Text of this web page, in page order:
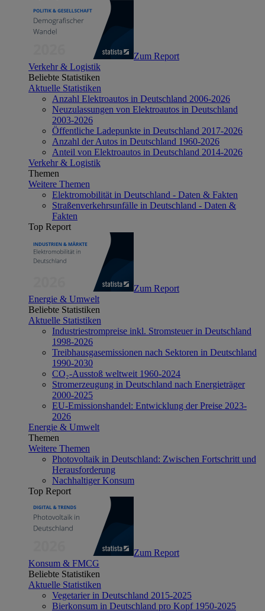
Zum Report
Verkehr & Logistik
Beliebte Statistiken
Aktuelle Statistiken
Anzahl Elektroautos in Deutschland 2006-2026
Neuzulassungen von Elektroautos in Deutschland
2003-2026
Öffentliche Ladepunkte in Deutschland 2017-2026
Anzahl der Autos in Deutschland 1960-2026
Anteil von Elektroautos in Deutschland 2014-2026
Verkehr & Logistik
Themen
Weitere Themen
Elektromobilität in Deutschland - Daten & Fakten
Straßenverkehrsunfälle in Deutschland - Daten &
Fakten
Top Report
Zum Report
Energie & Umwelt
Beliebte Statistiken
Aktuelle Statistiken
Industriestrompreise inkl. Stromsteuer in Deutschland
1998-2026
Treibhausgasemissionen nach Sektoren in Deutschland
1990-2030
CO₂-Ausstoß weltweit 1960-2024
Stromerzeugung in Deutschland nach Energieträger
2000-2025
EU-Emissionshandel: Entwicklung der Preise 2023-
2026
Energie & Umwelt
Themen
Weitere Themen
Photovoltaik in Deutschland: Zwischen Fortschritt und
Herausforderung
Nachhaltiger Konsum
Top Report
Zum Report
Konsum & FMCG
Beliebte Statistiken
Aktuelle Statistiken
Vegetarier in Deutschland 2015-2025
Bierkonsum in Deutschland pro Kopf 1950-2025